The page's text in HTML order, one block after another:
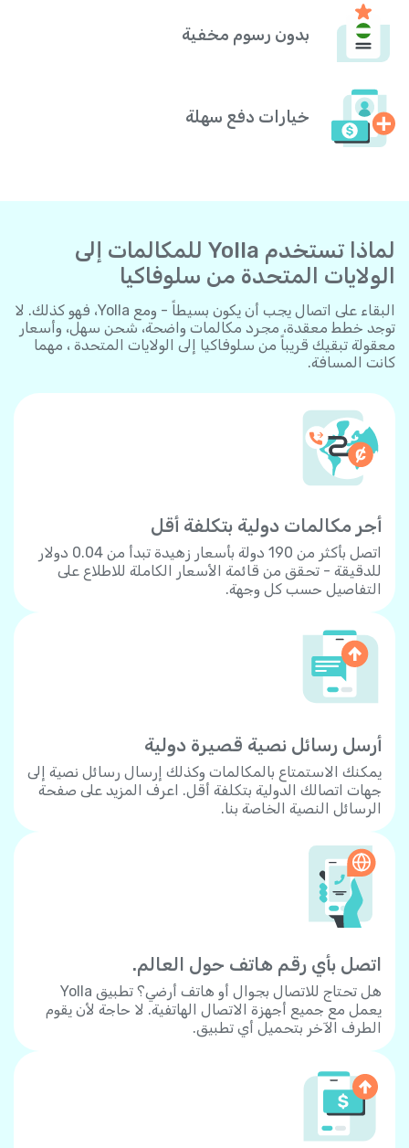
بدون رسوم مخفية
خيارات دفع سهلة
لماذا تستخدم Yolla للمكالمات إلى
الولايات المتحدة من سلوفاكيا
البقاء على اتصال يجب أن يكون بسيطاً - ومع Yolla، فهو كذلك. لا
توجد خطط معقدة، مجرد مكالمات واضحة، شحن سهل، وأسعار
معقولة تبقيك قريباً من سلوفاكيا إلى الولايات المتحدة ، مهما
كانت المسافة.
أجر مكالمات دولية بتكلفة أقل
اتصل بأكثر من 190 دولة بأسعار زهيدة تبدأ من 0.04 دولار
للدقيقة - تحقق من قائمة الأسعار الكاملة للاطلاع على
التفاصيل حسب كل وجهة.
أرسل رسائل نصية قصيرة دولية
يمكنك الاستمتاع بالمكالمات وكذلك إرسال رسائل نصية إلى
جهات اتصالك الدولية بتكلفة أقل. اعرف المزيد على صفحة
الرسائل النصية الخاصة بنا.
اتصل بأي رقم هاتف حول العالم.
هل تحتاج للاتصال بجوال أو هاتف أرضي؟ تطبيق Yolla
يعمل مع جميع أجهزة الاتصال الهاتفية. لا حاجة لأن يقوم
الطرف الآخر بتحميل أي تطبيق.